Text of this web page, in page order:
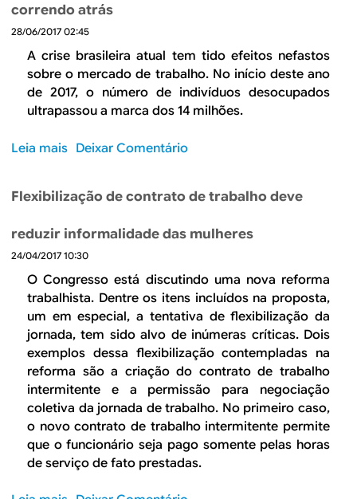
d
o
m
e
r
c
e
r
a
a
l
h
o
n
ã
o
d
e
v
e
R
e
f
o
r
m
b
l
h
s
v
i
m
e
correndo atrás
28/06/2017 02:45
A crise brasileira atual tem tido efeitos nefastos
sobre o mercado de trabalho. No início deste ano
de 2017, o número de indivíduos desocupados
ultrapassou a marca dos 14 milhões.
Leia mais
r
C
h
e
f
e
d
e
f
a
m
í
l
i
Deixar Comentário
Flexibilização de contrato de trabalho deve
reduzir informalidade das mulheres
24/04/2017 10:30
O Congresso está discutindo uma nova reforma
trabalhista. Dentre os itens incluídos na proposta,
um em especial, a tentativa de flexibilização da
jornada, tem sido alvo de inúmeras críticas. Dois
exemplos dessa flexibilização contempladas na
reforma são a criação do contrato de trabalho
intermitente e a permissão para negociação
coletiva da jornada de trabalho. No primeiro caso,
o novo contrato de trabalho intermitente permite
que o funcionário seja pago somente pelas horas
de serviço de fato prestadas.